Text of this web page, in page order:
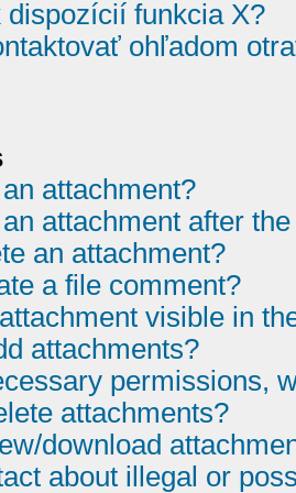
dispozícií funkcia X?
ohľadom
attachment?
attachment after
an attachment?
a file comment?
visible in
attachments?
permissions,
attachments?
download
about illegal or